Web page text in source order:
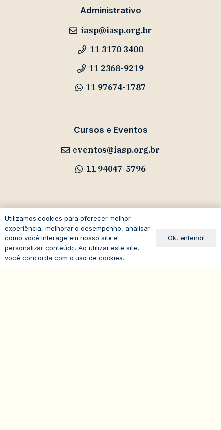
Administrativo
iasp@iasp.org.br
11 3170 3400
11 2368-9219
11 97674-1787
Cursos e Eventos
eventos@iasp.org.br
11 94047-5796
Avenida Paulista, 1294
19º andar – Bela Vista
01310-100 – São Paulo – SP
Brasil
Utilizamos cookies para oferecer melhor
experiência, melhorar o desempenho, analisar
como você interage em nosso site e
personalizar conteúdo. Ao utilizar este site,
você concorda com o uso de cookies.
Ok, entendi!